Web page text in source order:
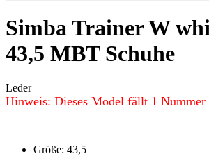
Simba Trainer W
43,5 MBT Schuhe
Leder
Hinweis: Dieses Model fällt 1
Größe: 43,5